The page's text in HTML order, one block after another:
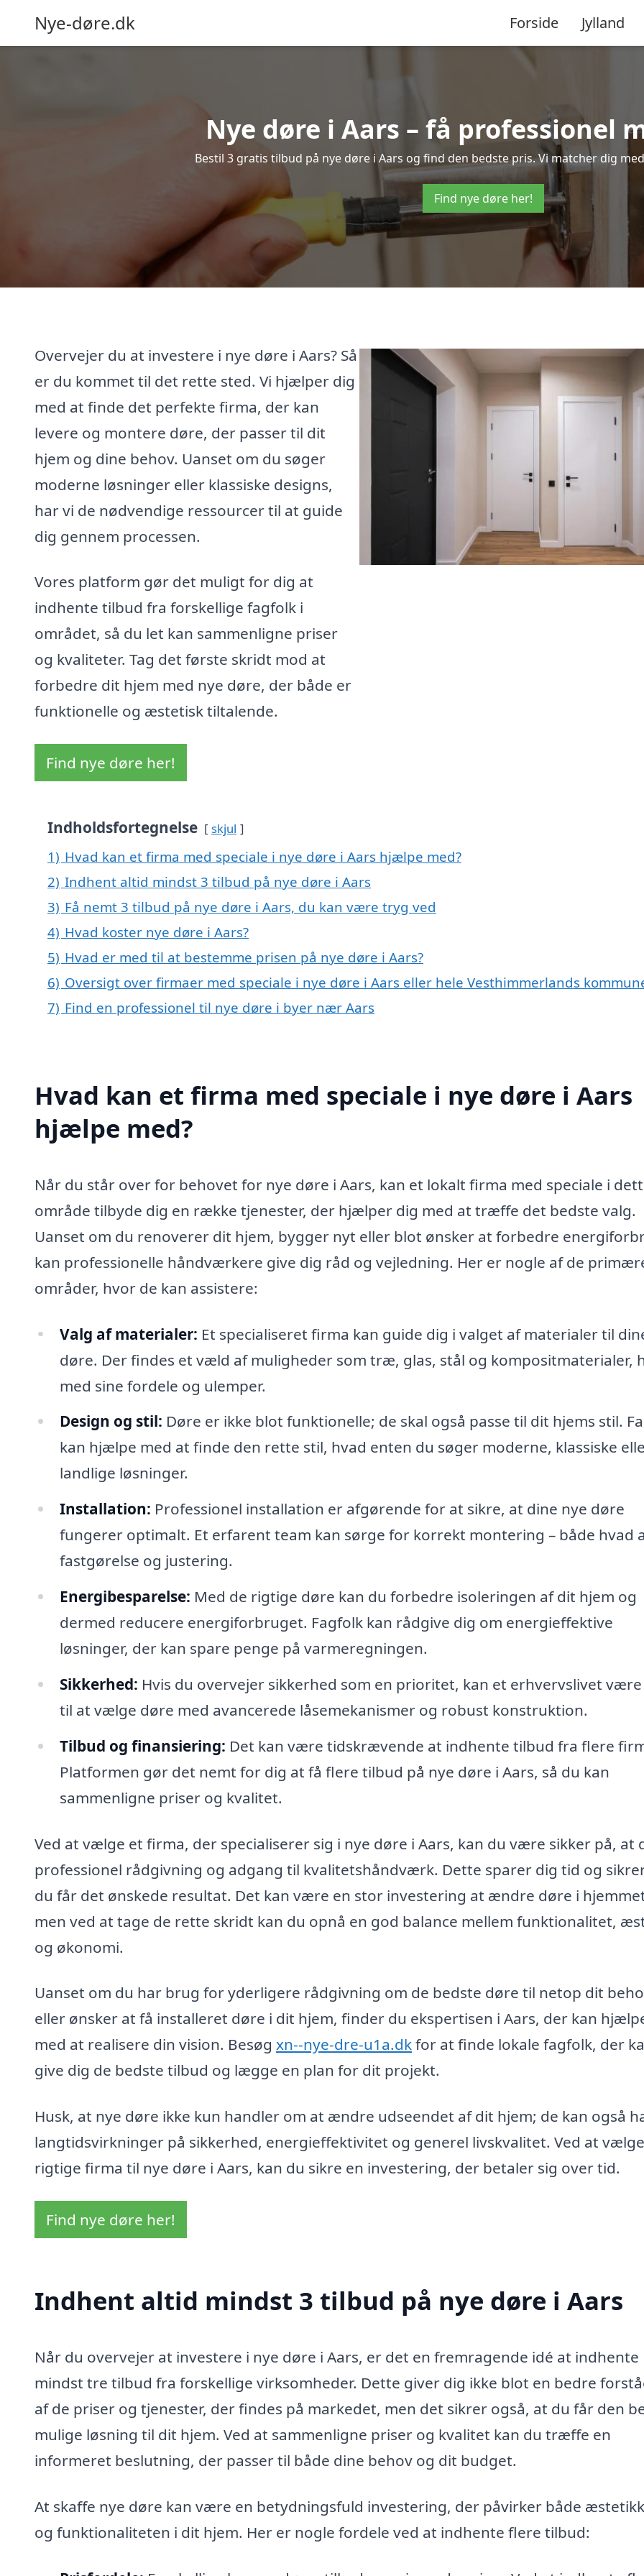
Nye-døre.dk Forside Jylland
Nye døre i Aars – få professionel
Bestil 3 gratis tilbud på nye døre i Aars og find den bedste pris. Vi matcher dig
Find nye døre her!
Overvejer du at investere i nye døre i Aars? Så
er du kommet til det rette sted. Vi hjælper dig
med at finde det perfekte firma, der kan
levere og montere døre, der passer til dit
hjem og dine behov. Uanset om du søger
moderne løsninger eller klassiske designs,
har vi de nødvendige ressourcer til at guide
dig gennem processen.
Vores platform gør det muligt for dig at
indhente tilbud fra forskellige fagfolk i
området, så du let kan sammenligne priser
og kvaliteter. Tag det første skridt mod at
forbedre dit hjem med nye døre, der både er
funktionelle og æstetisk tiltalende.
Find nye døre her!
Indholdsfortegnelse skjul
1) Hvad kan et firma med speciale i nye døre i Aars hjælpe med?
2) Indhent altid mindst 3 tilbud på nye døre i Aars
3) Få nemt 3 tilbud på nye døre i Aars, du kan være tryg ved
4) Hvad koster nye døre i Aars?
5) Hvad er med til at bestemme prisen på nye døre i Aars?
6) Oversigt over firmaer med speciale i nye døre i Aars eller hele Vesthimmerlands
7) Find en professionel til nye døre i byer nær Aars
Hvad kan et firma med speciale i nye døre i Aars
hjælpe med?
Når du står over for behovet for nye døre i Aars, kan et lokalt firma med speciale i
område tilbyde dig en række tjenester, der hjælper dig med at træffe det bedste valg.
Uanset om du renoverer dit hjem, bygger nyt eller blot ønsker at forbedre
kan professionelle håndværkere give dig råd og vejledning. Her er nogle af de
områder, hvor de kan assistere:
Valg af materialer: Et specialiseret firma kan guide dig i valget af materialer til
døre. Der findes et væld af muligheder som træ, glas, stål og kompositmaterialer,
med sine fordele og ulemper.
Design og stil: Døre er ikke blot funktionelle; de skal også passe til dit hjems stil.
kan hjælpe med at finde den rette stil, hvad enten du søger moderne, klassiske
landlige løsninger.
Installation: Professionel installation er afgørende for at sikre, at dine nye døre
fungerer optimalt. Et erfarent team kan sørge for korrekt montering – både hvad
fastgørelse og justering.
Energibesparelse: Med de rigtige døre kan du forbedre isoleringen af dit hjem og
dermed reducere energiforbruget. Fagfolk kan rådgive dig om energieffektive
løsninger, der kan spare penge på varmeregningen.
Sikkerhed: Hvis du overvejer sikkerhed som en prioritet, kan et erhvervslivet
til at vælge døre med avancerede låsemekanismer og robust konstruktion.
Tilbud og finansiering: Det kan være tidskrævende at indhente tilbud fra flere
Platformen gør det nemt for dig at få flere tilbud på nye døre i Aars, så du kan
sammenligne priser og kvalitet.
Ved at vælge et firma, der specialiserer sig i nye døre i Aars, kan du være sikker på, at
professionel rådgivning og adgang til kvalitetshåndværk. Dette sparer dig tid og
du får det ønskede resultat. Det kan være en stor investering at ændre døre i
men ved at tage de rette skridt kan du opnå en god balance mellem funktionalitet,
og økonomi.
Uanset om du har brug for yderligere rådgivning om de bedste døre til netop dit
eller ønsker at få installeret døre i dit hjem, finder du ekspertisen i Aars, der kan
med at realisere din vision. Besøg xn--nye-dre-u1a.dkfor at finde lokale fagfolk, der
give dig de bedste tilbud og lægge en plan for dit projekt.
Husk, at nye døre ikke kun handler om at ændre udseendet af dit hjem; de kan også
langtidsvirkninger på sikkerhed, energieffektivitet og generel livskvalitet. Ved at
rigtige firma til nye døre i Aars, kan du sikre en investering, der betaler sig over tid.
Find nye døre her!
Indhent altid mindst 3 tilbud på nye døre i Aars
Når du overvejer at investere i nye døre i Aars, er det en fremragende idé at indhente
mindst tre tilbud fra forskellige virksomheder. Dette giver dig ikke blot en bedre
af de priser og tjenester, der findes på markedet, men det sikrer også, at du får den
mulige løsning til dit hjem. Ved at sammenligne priser og kvalitet kan du træffe en
informeret beslutning, der passer til både dine behov og dit budget.
At skaffe nye døre kan være en betydningsfuld investering, der påvirker både
og funktionaliteten i dit hjem. Her er nogle fordele ved at indhente flere tilbud: